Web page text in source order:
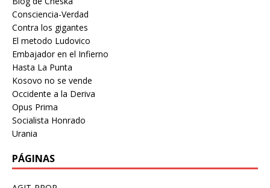
Consciencia-Verdad
Contra los gigantes
El metodo Ludovico
Embajador en el Infierno
Hasta La Punta
Kosovo no se vende
Occidente a la Deriva
Opus Prima
Socialista Honrado
Urania
PÁGINAS